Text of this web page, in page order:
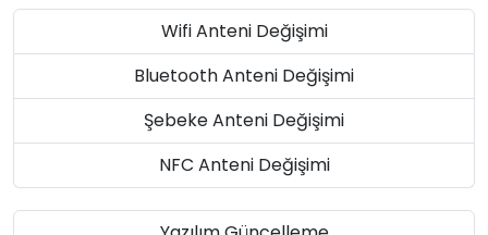
Wifi Anteni Değişimi
Bluetooth Anteni Değişimi
Şebeke Anteni Değişimi
NFC Anteni Değişimi